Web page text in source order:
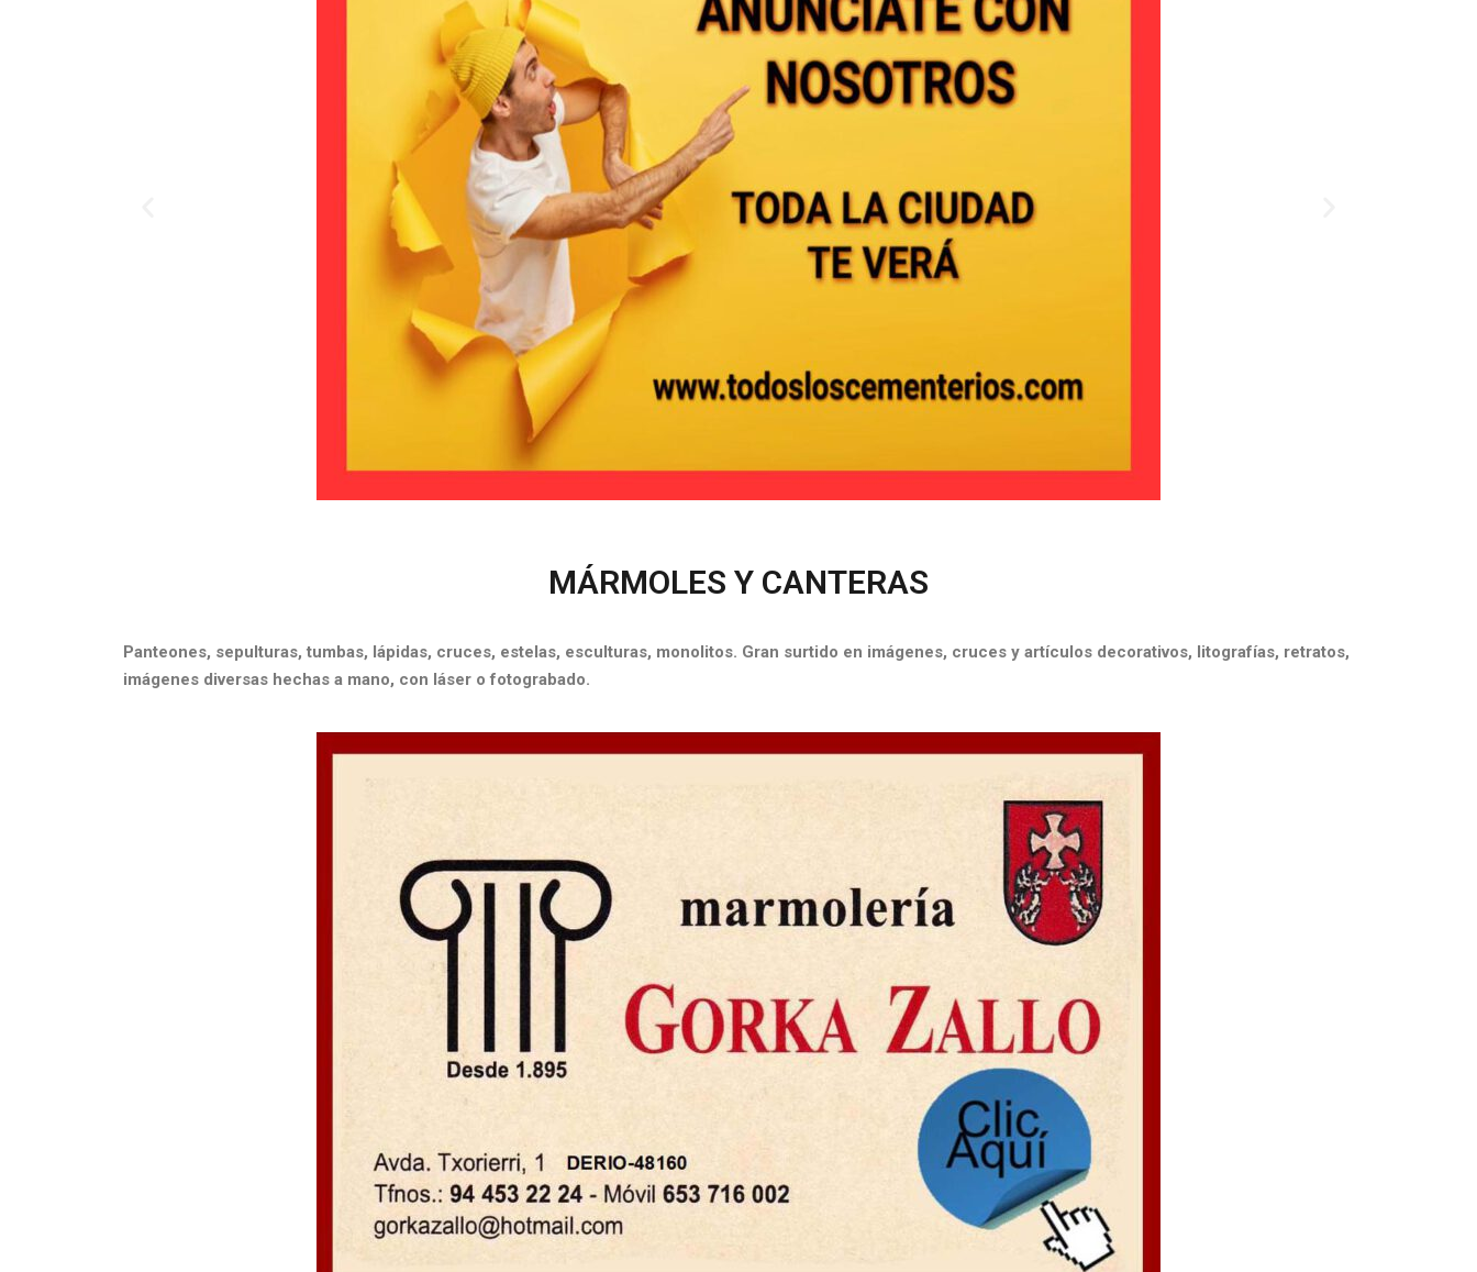
MÁRMOLES Y CANTERAS
Panteones, sepulturas, tumbas, lápidas, cruces, estelas, esculturas, monolitos. Gran surtido en imágenes, cruces y artículos decorativos, litografías, retratos,
imágenes diversas hechas a mano, con láser o fotograbado.